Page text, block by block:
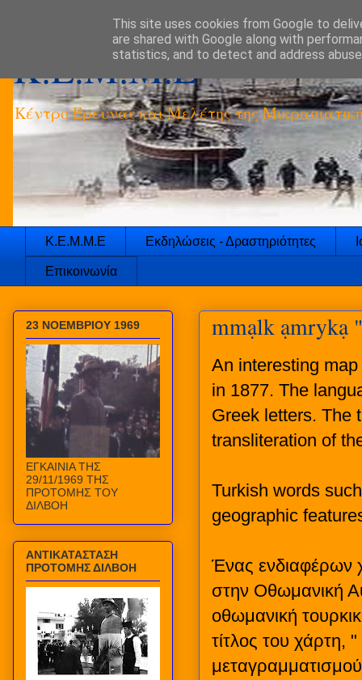
K.E.M.M.E
Κέντρο Έρευνας και Μελέτης της
Κ.Ε.Μ.Μ.Ε Εκδηλώσεις - Δραστηριότητες
Επικοινωνία
mmạlk ạmrykạ
An interesting
in 1877. The
Greek letters.
Turkish words
geographic
Ένας ενδιαφέρων
στην Οθωμανική
οθωμανική
τίτλος του χάρτη, "
23 ΝΟΕΜΒΡΙΟΥ 1969
ΕΓΚΑΙΝΙΑ ΤΗΣ
29/11/1969 ΤΗΣ
ΠΡΟΤΟΜΗΣ ΤΟΥ
ΔΙΛΒΟΗ
ΑΝΤΙΚΑΤΑΣΤΑΣΗ
ΠΡΟΤΟΜΗΣ ΔΙΛΒΟΗ
This site uses cookies from Google to
are shared with Google along with
statistics, and to detect and address